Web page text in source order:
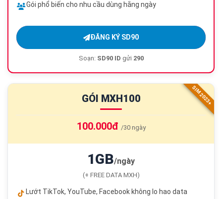
Gói phổ biến cho nhu cầu dùng hằng ngày
ĐĂNG KÝ SD90
Soạn: SD90 ID gửi 290
SIM 2023+
GÓI MXH100
100.000đ /30 ngày
1GB/ngày
(+ FREE DATA MXH)
Lướt TikTok, YouTube, Facebook không lo hao data